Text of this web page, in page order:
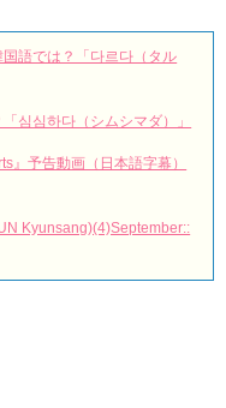
인사 커튼콜 | 250101 | #최진
#불후의명곡 #영원 #미
メンバー ソ・ガンジュン
シーン
よいよ10月5日（木）シー
を聞いて徐々に増やす【第
後のSNS投稿に隠された意
3대 얼짱 출신 &#39;한혜진
갈래요? 밥블레스유 2
히 우리는)
11月2日TSUTAYAにて先行
国語では？「다르다（タル
심심하다（シムシマダ）」
』予告動画（日本語字幕）
Kyunsang)(4)September::
ェスル
外伝 制作発表会
、今日（28日）結婚……